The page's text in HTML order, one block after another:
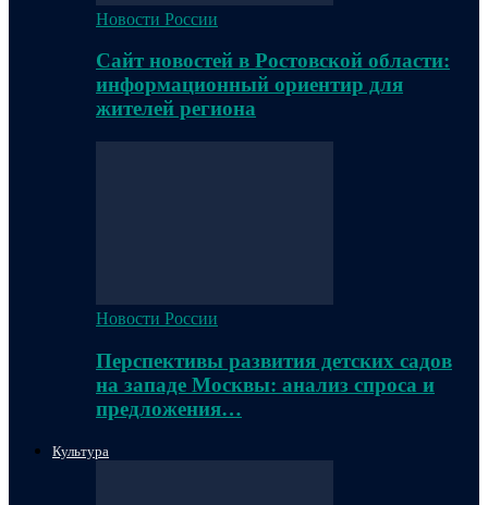
Новости России
Сайт новостей в Ростовской области:
информационный ориентир для
жителей региона
Новости России
Перспективы развития детских садов
на западе Москвы: анализ спроса и
предложения…
Культура